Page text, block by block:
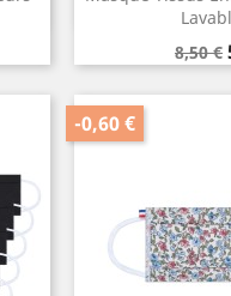
Prix
de
base
8,50 €

-0,60 €